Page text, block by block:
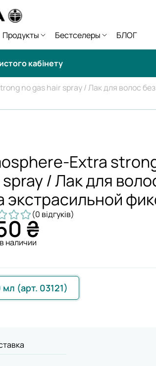
Продукты Бестселеры БЛОГ
кабінету
no gas hair spray / Лак для волос без
Extra
/ Лак для
экстрасильной
(0 відгуків)
₴
наличии
(арт. 03121)